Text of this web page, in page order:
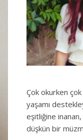
Çok okurken
yaşamı
eşitliğine
düşkün bir